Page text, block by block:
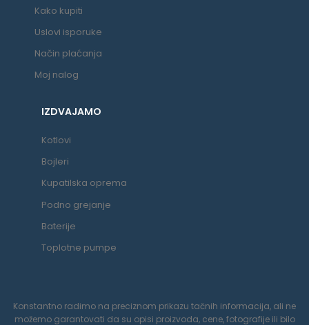
Kako kupiti
Uslovi isporuke
Način plaćanja
Moj nalog
IZDVAJAMO
Kotlovi
Bojleri
Kupatilska oprema
Podno grejanje
Baterije
Toplotne pumpe
Konstantno radimo na preciznom prikazu tačnih informacija, ali ne
možemo garantovati da su opisi proizvoda, cene, fotografije ili bilo